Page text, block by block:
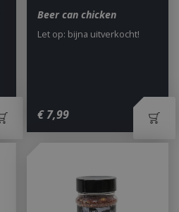
Beer can chicken
€ 7,99
Let op: bijna uitverkocht!